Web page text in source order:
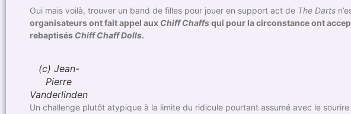
Oui mais voilà, trouver un band de filles pour jouer en support act de The Darts
organisateurs ont fait appel aux Chiff Chaffsqui pour la circonstance ont
rebaptisés Chiff Chaff Dolls.
(c) Jean-
Pierre
Vanderlinden
Un challenge plutôt atypique à la limite du ridicule pourtant assumé avec le